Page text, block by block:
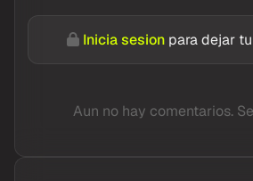
Comentarios
Inicia sesionpara dejar